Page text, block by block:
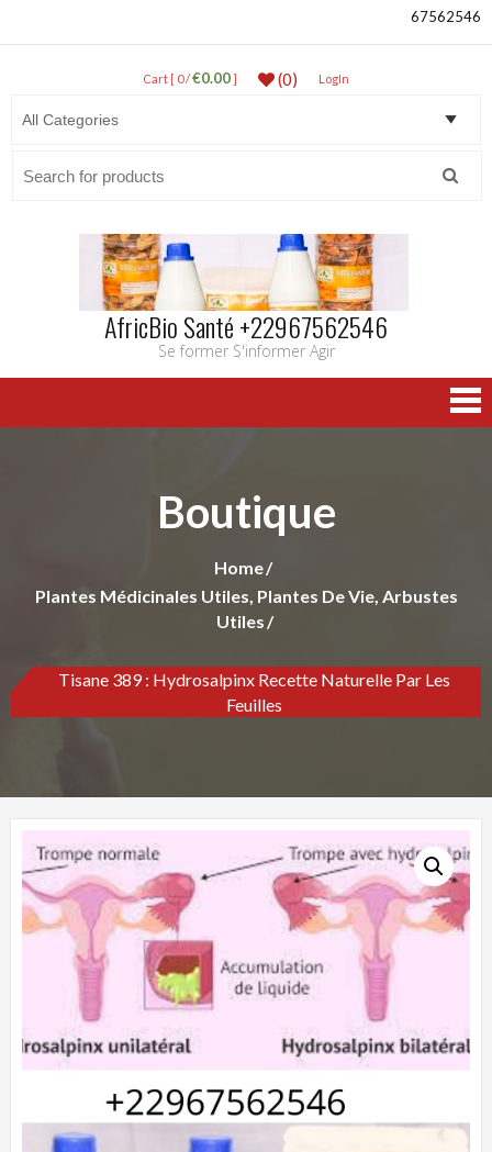
67562546
Cart [ 0 /€0.00] (0) LogIn
AfricBio Santé +22967562546
Se former S'informer Agir
Boutique
Home
Plantes Médicinales Utiles, Plantes De Vie, Arbustes
Utiles
Tisane 389 : Hydrosalpinx Recette Naturelle Par Les
Feuilles